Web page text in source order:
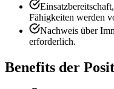
Fähigkeiten werden
Nachweis über
erforderlich.
Benefits der